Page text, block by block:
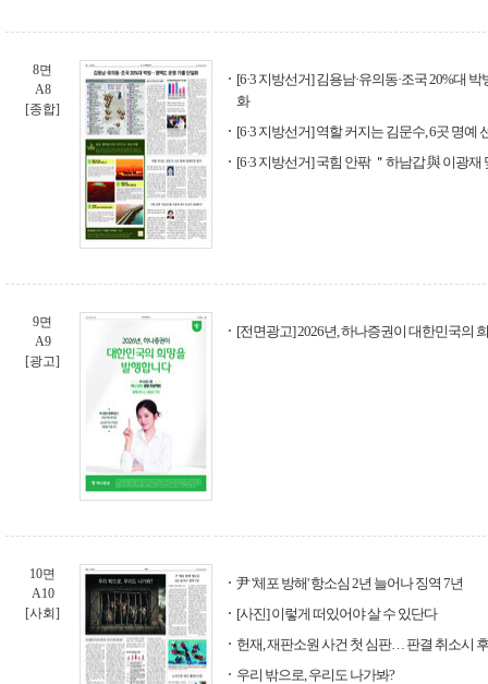
8면
A8
[종합]
[6·3 지방선거] 김용남·유의동·조국 20%대
화
[6·3 지방선거] 역할 커지는 김문수, 6곳 명예
[6·3 지방선거] 국힘 안팎 ＂하남갑 與 이광
9면
A9
[광고]
[전면광고] 2026년, 하나증권이 대한민국의
10면
A10
[사회]
尹 '체포 방해' 항소심 2년 늘어나 징역 7년
[사진] 이렇게 떠있어야 살 수 있단다
헌재, 재판소원 사건 첫 심판… 판결 취소시
우리 밖으로, 우리도 나가봐?